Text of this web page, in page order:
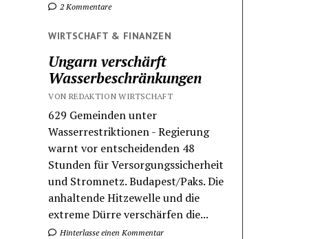
2 Kommentare
WIRTSCHAFT & FINANZEN
Ungarn verschärft
Wasserbeschränkungen
VON REDAKTION WIRTSCHAFT
629 Gemeinden unter
Wasserrestriktionen - Regierung
warnt vor entscheidenden 48
Stunden für Versorgungssicherheit
und Stromnetz. Budapest/Paks. Die
anhaltende Hitzewelle und die
extreme Dürre verschärfen die...
Hinterlasse einen Kommentar